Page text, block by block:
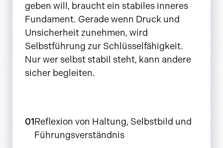
geben will, braucht ein stabiles inneres
Fundament. Gerade wenn Druck und
Unsicherheit zunehmen, wird
Selbstführung zur Schlüsselfähigkeit.
Nur wer selbst stabil steht, kann andere
sicher begleiten.
01Reflexion von Haltung, Selbstbild und
Führungsverständnis